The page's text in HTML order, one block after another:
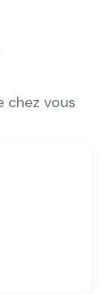
chez vous